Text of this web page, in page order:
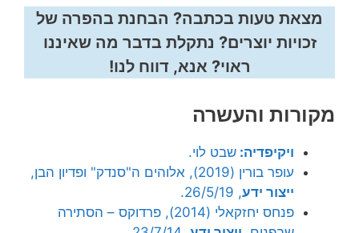
מצאת טעות בכתבה? הבחנת בהפרה של
זכויות יוצרים? נתקלת בדבר מה שאיננו
ראוי? אנא, דווח לנו!
מקורות והעשרה
ויקיפדיה: שבט לוי.
עופר בורין (2019), אלוהים ה"סנדק" ופדיון הבן,
ייצור ידע, 26/5/19.
פנחס יחזקאלי (2014), פרדוקס – הסתירה